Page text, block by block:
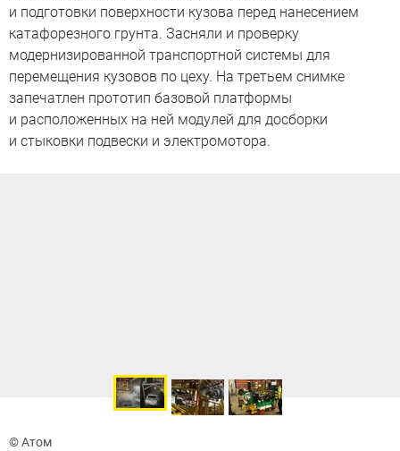
и подготовки поверхности кузова перед нанесением
катафорезного грунта. Засняли и проверку
модернизированной транспортной системы для
перемещения кузовов по цеху. На третьем снимке
запечатлен прототип базовой платформы
и расположенных на ней модулей для досборки
и стыковки подвески и электромотора.
© Атом